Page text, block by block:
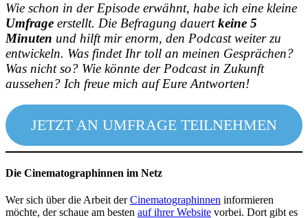
Wie schon in der Episode erwähnt, habe ich eine kleine
Umfrage erstellt. Die Befragung dauertkeine 5
Minuten und hilft mir enorm, den Podcast weiter zu
entwickeln. Was findet Ihr toll an meinen Gesprächen?
Was nicht so? Wie könnte der Podcast in Zukunft
aussehen? Ich freue mich auf Eure Antworten!
JETZT AN UMFRAGE TEILNEHMEN
Die Cinematographinnen im Netz
Wer sich über die Arbeit derCinematographinnen informieren
möchte, der schaue am besten auf ihrer Website vorbei. Dort gibt es